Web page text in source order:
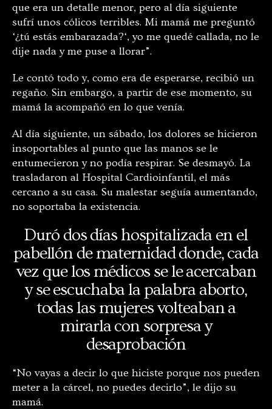
que era un detalle menor, pero al día siguiente
sufrí unos cólicos terribles. Mi mamá me preguntó
‘¿tú estás embarazada?‘, yo me quedé callada, no le
dije nada y me puse a llorar”.
Le contó todo y, como era de esperarse, recibió un
regaño. Sin embargo, a partir de ese momento, su
mamá la acompañó en lo que venía.
Al día siguiente, un sábado, los dolores se hicieron
insoportables al punto que las manos se le
entumecieron y no podía respirar. Se desmayó. La
trasladaron al Hospital Cardioinfantil, el más
cercano a su casa. Su malestar seguía aumentando,
no soportaba la existencia.
Duró dos días hospitalizada en el
pabellón de maternidad donde, cada
vez que los médicos se le acercaban
y se escuchaba la palabra aborto,
todas las mujeres volteaban a
mirarla con sorpresa y
desaprobación
“No vayas a decir lo que hiciste porque nos pueden
meter a la cárcel, no puedes decirlo”, le dijo su
mamá.